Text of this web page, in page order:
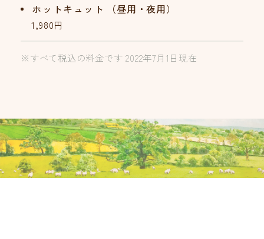
ホットキュット （昼用・夜用）
1,980円
※すべて税込の料金です 2022年7月1日現在